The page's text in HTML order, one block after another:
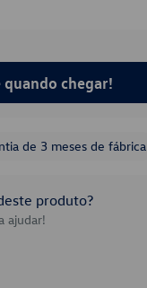
chegar!
de 3 meses de fábrica
produto?
ajudar!